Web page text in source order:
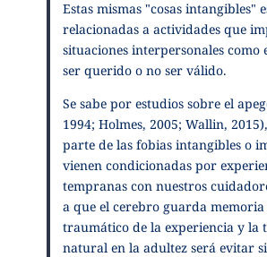
Estas mismas "cosas intangibles"
relacionadas a actividades que
situaciones interpersonales como
ser querido o no ser válido.
Se sabe por estudios sobre el
1994; Holmes, 2005; Wallin,
parte de las fobias intangibles o
vienen condicionadas por
tempranas con nuestros
a que el cerebro guarda memoria
traumático de la experiencia y la
natural en la adultez será evitar